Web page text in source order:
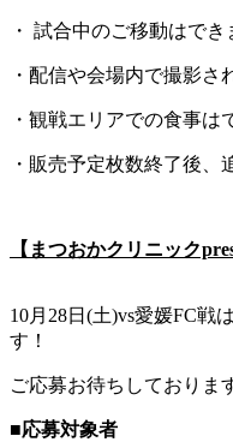
・ 試合中のご移動はで
・配信や会場内で撮影さ
・観戦エリアでの食事は
・販売予定枚数終了後、
【まつおかクリニック
10月28日(土)vs愛媛FC戦
す！
ご応募お待ちしておりま
■応募対象者